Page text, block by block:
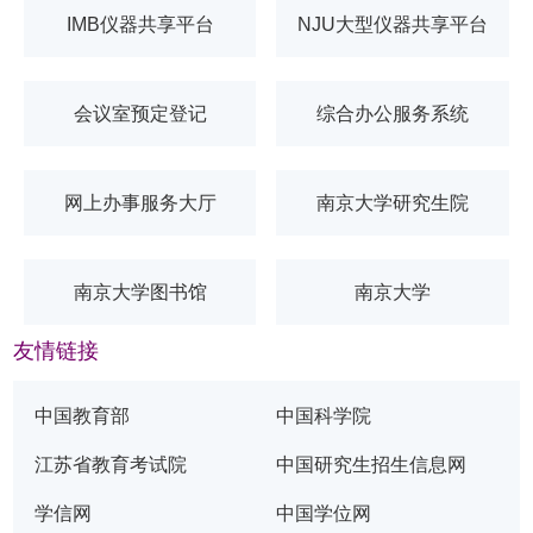
IMB仪器共享平台 NJU大型仪器共享平台
会议室预定登记 综合办公服务系统
网上办事服务大厅 南京大学研究生院
南京大学图书馆 南京大学
友情链接
中国教育部 中国科学院
江苏省教育考试院 中国研究生招生信息网
学信网 中国学位网